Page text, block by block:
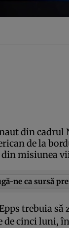
din cadrul
de la
misiunea
ne ca sursă
trebuia
de cinci luni,